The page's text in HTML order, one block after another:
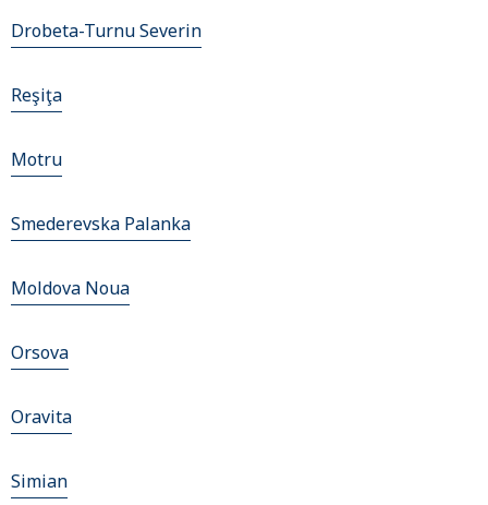
Drobeta-Turnu Severin
Reşiţa
Motru
Smederevska Palanka
Moldova Noua
Orsova
Oravita
Simian